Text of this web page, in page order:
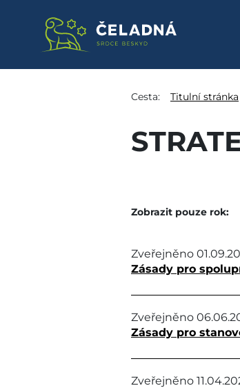
Strategické
Cesta: Titulní stránka
Zobrazit pouze rok:
Zveřejněno
Zásady pro
Zveřejněno
Zásady pro
Zveřejněno